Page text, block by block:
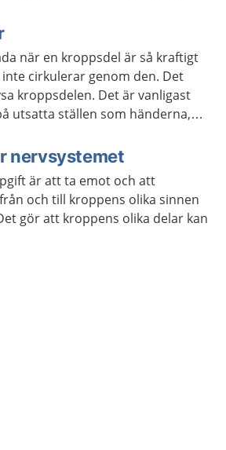
när en kroppsdel är så kraftigt
cirkulerar genom den. Det
kroppsdelen. Det är vanligast
utsatta ställen som händerna,
nervsystemet
är att ta emot och att
och till kroppens olika sinnen
gör att kroppens olika delar kan